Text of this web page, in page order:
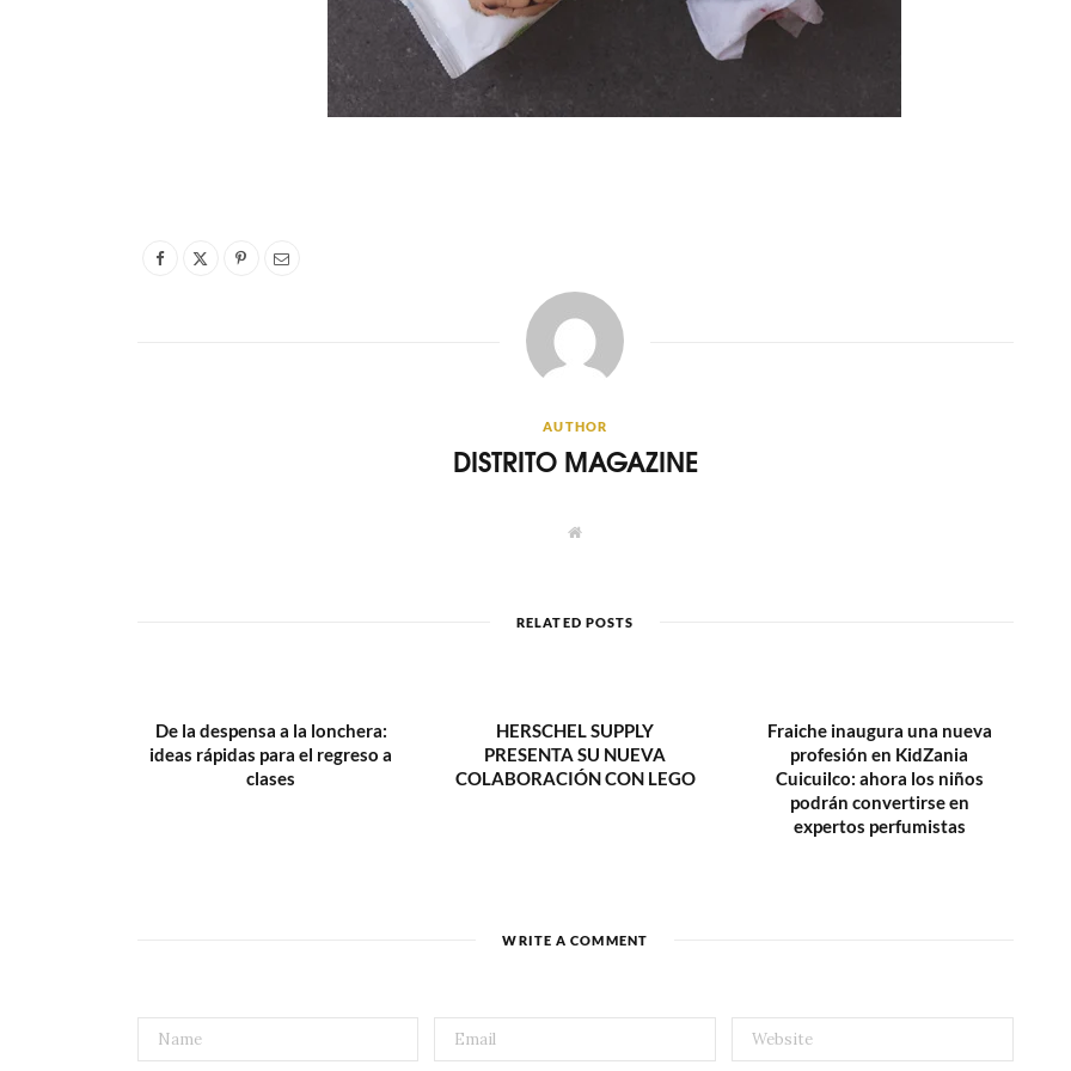
AUTHOR
DISTRITO MAGAZINE
W
e
RELATED POSTS
De la despensa a la lonchera:
ideas rápidas para el regreso a
clases
HERSCHEL SUPPLY
PRESENTA SU NUEVA
COLABORACIÓN CON LEGO
Fraiche inaugura una nueva
profesión en KidZania
Cuicuilco: ahora los niños
podrán convertirse en
expertos perfumistas
WRITE A COMMENT